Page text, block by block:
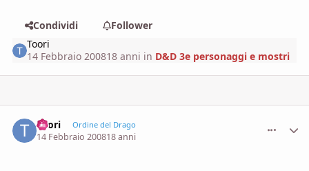
Condividi
Follower
Toori
14 Febbraio 200818 anni in D&D 3e personaggi e mostri
Toori Ordine del Drago
14 Febbraio 200818 anni